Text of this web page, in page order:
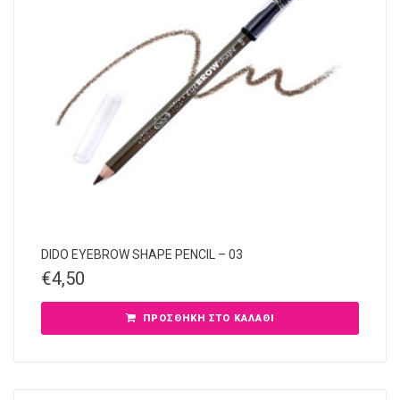
DIDO EYEBROW SHAPE PENCIL – 03
€4,50
ΠΡΟΣΘΉΚΗ ΣΤΟ ΚΑΛΆΘΙ